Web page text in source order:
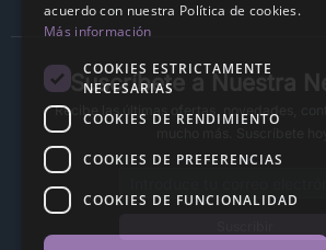
Suscríbete a Nuestra
Recibe las últimas ofertas, novedades,
acuerdo con nuestra Política de cookies.
Más información
COOKIES ESTRICTAMENTE
NECESARIAS
COOKIES DE RENDIMIENTO
COOKIES DE PREFERENCIAS
COOKIES DE FUNCIONALIDAD